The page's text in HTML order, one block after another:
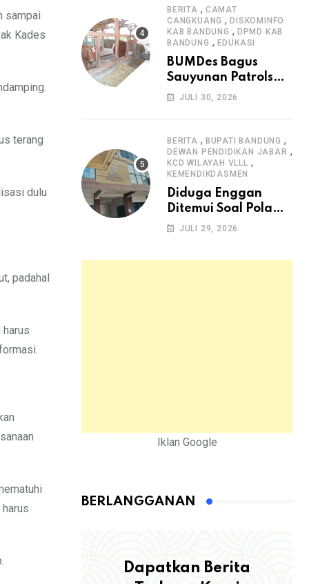
sampai
Kades
terang
dulu
padahal
harus
Antusias
BERITA , CAMAT
CANGKUANG ,DISKOMINFO
KAB BANDUNG , DPMD KAB
BANDUNG , EDUKASI
BUMDes Bagus
Sauyunan Patrolsari
Alokasikan 20
untuk Ketahanan
Pangan Hewani dan
Nabati
JULI 30, 2026
BERITA , BUPATI BANDUNG ,
DEWAN PENDIDIKAN JABAR ,
KCD WILAYAH VLLL ,
KEMENDIKDASMEN
Diduga Enggan
Ditemui Soal Pola
SPMB, Kepsek SMAN
JULI 29, 2026
Iklan Google
BERLANGGANAN
Dapatkan Berita